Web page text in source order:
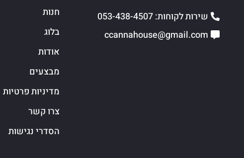
שירות לקוחות: 053-438-4507
ccannahouse@gmail.com
חנות
בלוג
אודות
מבצעים
מדיניות פרטיות
צרו קשר
הסדרי נגישות